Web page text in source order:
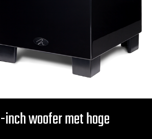
inch woofer met hoge